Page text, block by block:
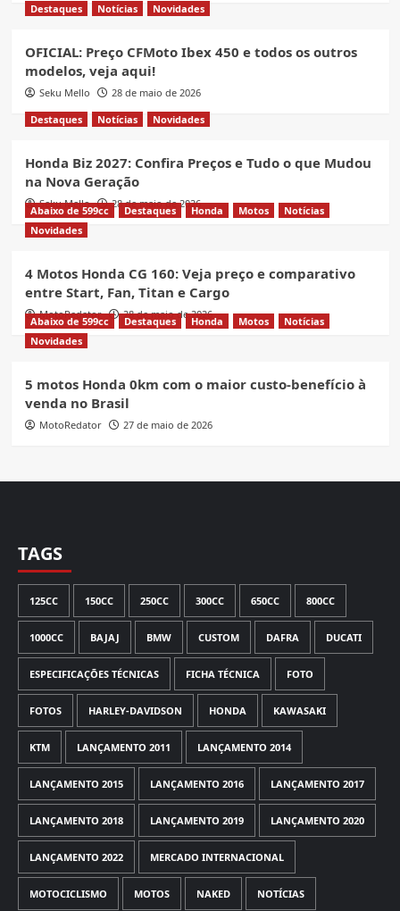
Destaques
Notícias Novidades
OFICIAL: Preço CFMoto Ibex 450 e todos os outros
modelos, veja aqui!
Seku Mello
28 de maio de 2026
Destaques
Notícias Novidades
Honda Biz 2027: Confira Preços e Tudo o que Mudou
na Nova Geração
Seku Mello 28 de maio de 2026
Abaixo de 599cc Destaques Honda Motos
Notícias
Novidades
4 Motos Honda CG 160: Veja preço e comparativo
entre Start, Fan, Titan e Cargo
MotoRedator 28 de maio de 2026
Abaixo de 599cc Destaques Honda Motos
Notícias
Novidades
5 motos Honda 0km com o maior custo-benefício à
venda no Brasil
MotoRedator 27 de maio de 2026
TAGS
125CC 150CC 250CC 300CC 650CC 800CC
1000CC BAJAJ BMW CUSTOM DAFRA DUCATI
ESPECIFICAÇÕES TÉCNICAS FICHA TÉCNICA FOTO
FOTOS HARLEY-DAVIDSON HONDA KAWASAKI
KTM LANÇAMENTO 2011 LANÇAMENTO 2014
LANÇAMENTO 2015 LANÇAMENTO 2016 LANÇAMENTO 2017
LANÇAMENTO 2018 LANÇAMENTO 2019 LANÇAMENTO 2020
LANÇAMENTO 2022 MERCADO INTERNACIONAL
MOTOCICLISMO MOTOS NAKED NOTÍCIAS